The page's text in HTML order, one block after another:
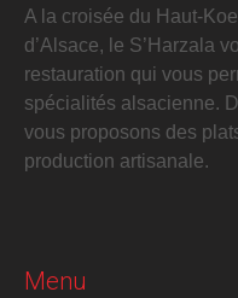
A la croisée du Haut-
d’Alsace, le S’Harzala
restauration qui vous
spécialités alsacienne.
vous proposons des
production artisanale.
Menu